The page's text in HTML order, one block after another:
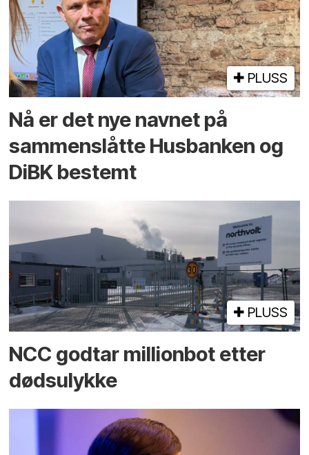
PLUSS
Nå er det nye navnet på
sammenslåtte Husbanken og
DiBK bestemt
PLUSS
NCC godtar millionbot etter
dødsulykke